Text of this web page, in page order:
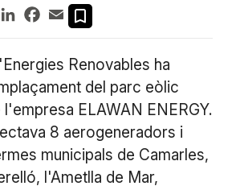
TelegramLinkedInFacebook
Email
Renovables ha
del parc eòlic
ELAWAN ENERGY.
8 aerogeneradors i
municipals de Camarles,
l'Ametlla de Mar,